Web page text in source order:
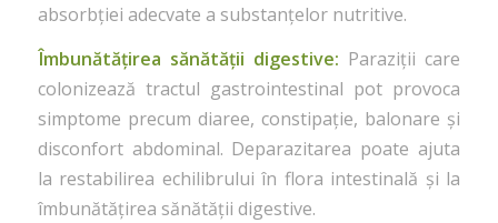
absorbției adecvate a substanțelor nutritive.
Îmbunătățirea sănătății digestive: Paraziții care
colonizează tractul gastrointestinal pot provoca
simptome precum diaree, constipație, balonare și
disconfort abdominal. Deparazitarea poate ajuta
la restabilirea echilibrului în flora intestinală și la
îmbunătățirea sănătății digestive.